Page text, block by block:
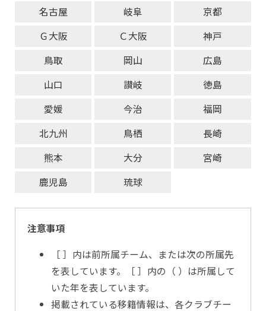
名古屋
岐阜
京都
Ｇ大阪
Ｃ大阪
神戸
鳥取
岡山
広島
山口
讃岐
徳島
愛媛
今治
福岡
北九州
鳥栖
長崎
熊本
大分
宮崎
鹿児島
琉球
注意事項
［ ］内は前所属チーム、または次の所属先
を表しています。［ ］内の（ ）は所属して
いた年を表しています。
掲載されている移籍情報は、各クラブチー